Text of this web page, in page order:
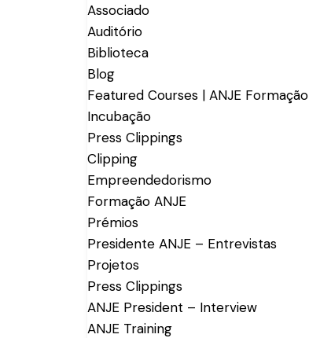
Associado
Auditório
Biblioteca
Blog
Featured Courses | ANJE Formação
Incubação
Press Clippings
Clipping
Empreendedorismo
Formação ANJE
Prémios
Presidente ANJE – Entrevistas
Projetos
Press Clippings
ANJE President – Interview
ANJE Training